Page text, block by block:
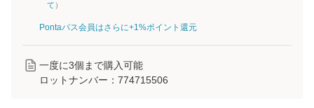
て ）
Pontaパス会員はさらに+1%ポイント還元
一度に3個まで購入可能
ロットナンバー： 774715506